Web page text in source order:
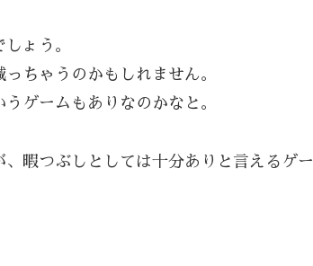
ょう。
ちゃうのかもしれません。
ゲームもありなのかなと。
暇つぶしとしては十分ありと言えるゲー